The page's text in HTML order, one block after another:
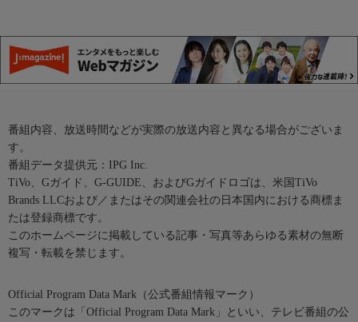
番組内容、放送時間などが実際の放送内容と異なる場合がございま
す。
番組データ提供元：IPG Inc.
TiVo、Gガイド、G-GUIDE、およびGガイドロゴは、米国TiVo
Brands LLCおよび／またはその関連会社の日本国内における商標ま
たは登録商標です。
このホームページに掲載している記事・写真等あらゆる素材の無断
複写・転載を禁じます。
Official Program Data Mark（公式番組情報マーク）
このマークは「Official Program Data Mark」といい、テレビ番組の公